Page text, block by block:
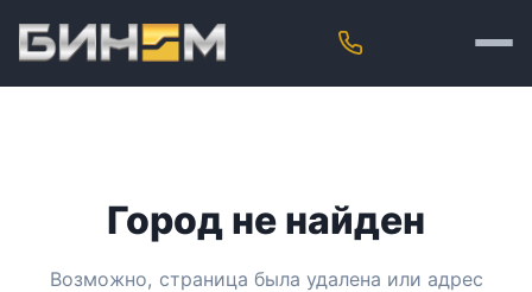
Город не найден
Возможно, страница была удалена или адрес